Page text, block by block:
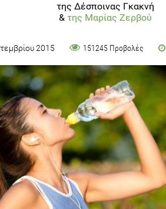
της Δέσποινας Γκακνή
& της Μαρίας Ζερβού
2015 151245 Προβολές